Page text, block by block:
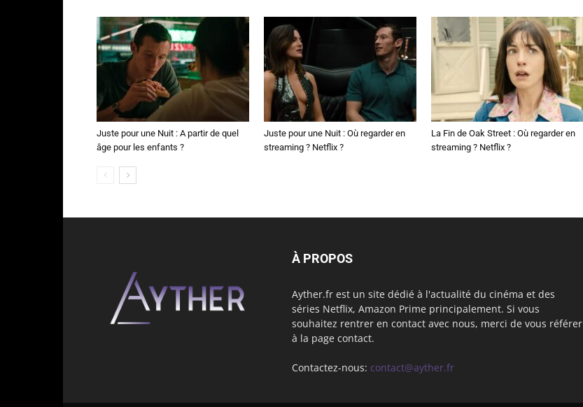
Juste pour une Nuit : A partir de quel
âge pour les enfants ?
Juste pour une Nuit : Où regarder en
streaming ? Netflix ?
La Fin de Oak Street : Où regarder en
streaming ? Netflix ?
À PROPOS
Ayther.fr est un site dédié à l'actualité du cinéma et des
séries Netflix, Amazon Prime principalement. Si vous
souhaitez rentrer en contact avec nous, merci de vous référer
à la page contact.
Contactez-nous: contact@ayther.fr